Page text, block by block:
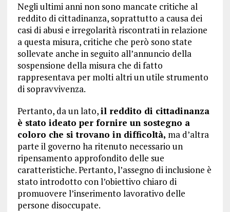
Negli ultimi anni non sono mancate critiche al
reddito di cittadinanza, soprattutto a causa dei
casi di abusi e irregolarità riscontrati in relazione
a questa misura, critiche che però sono state
sollevate anche in seguito all’annuncio della
sospensione della misura che di fatto
rappresentava per molti altri un utile strumento
di sopravvivenza.
Pertanto, da un lato,il reddito di cittadinanza
è stato ideato per fornire un sostegno a
coloro che si trovano in difficoltà, ma d’altra
parte il governo ha ritenuto necessario un
ripensamento approfondito delle sue
caratteristiche. Pertanto, l’assegno di inclusione è
stato introdotto con l’obiettivo chiaro di
promuovere l’inserimento lavorativo delle
persone disoccupate.